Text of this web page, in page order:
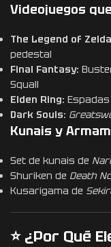
Videojuegos
The Legend of
pedestal
Final Fantasy:
Squall
Elden Ring: Espadas
Dark Souls:
Kunais y
Set de kunais de
Shuriken de Death
Kusarigama de
⭐ ¿Por Qué